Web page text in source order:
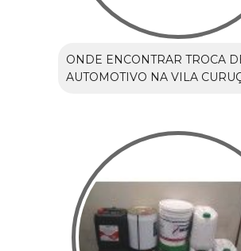
ONDE ENCONTRAR TROCA
AUTOMOTIVO NA VILA